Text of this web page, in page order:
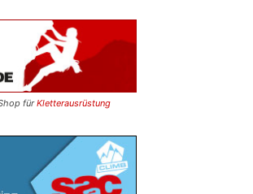
fürKletterausrüstung